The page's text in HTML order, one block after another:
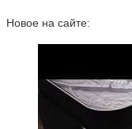
Новое на сайте: